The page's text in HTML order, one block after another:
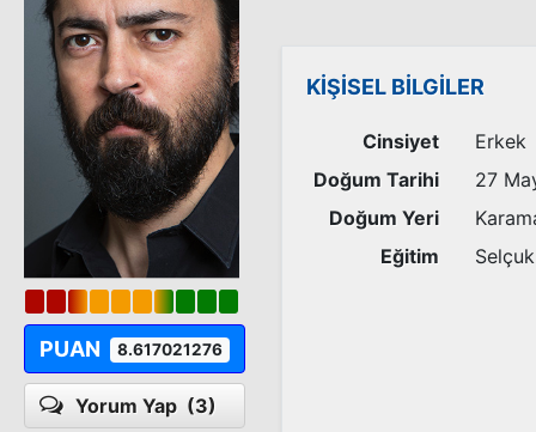
PUAN 8.617021276
Yorum Yap (3)
KİŞİSEL BİLGİLER
Cinsiyet
Erkek
Doğum Tarihi
27
Doğum Yeri
Eğitim